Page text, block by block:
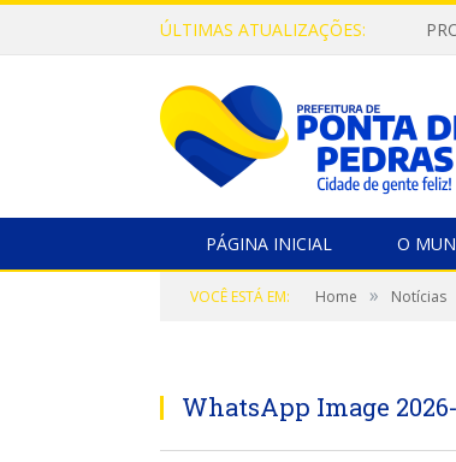
ÚLTIMAS ATUALIZAÇÕES:
PÁGINA INICIAL O
VOCÊ ESTÁ EM: Home » Notícias
WhatsApp Image 2026-